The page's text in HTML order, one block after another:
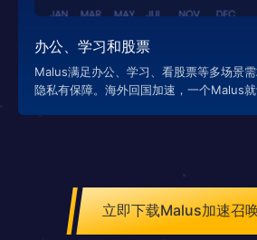
办公、学习和股票
Malus满足办公、学习、看股票等多场景
隐私有保障。海外回国加速，一个Malus就
立即下载Malus加速召